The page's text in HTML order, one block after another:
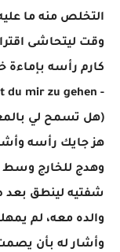
التخلص منه ما
وقت ليتحاشى
كارم رأسه
- Erlaubst du mir zu gehen? .
(هل تسمح لي
هز جايك رأسه
وهدج للخارج وسط
شفتيه لينطق بعد
والده معه، لم
وأشار له بأن